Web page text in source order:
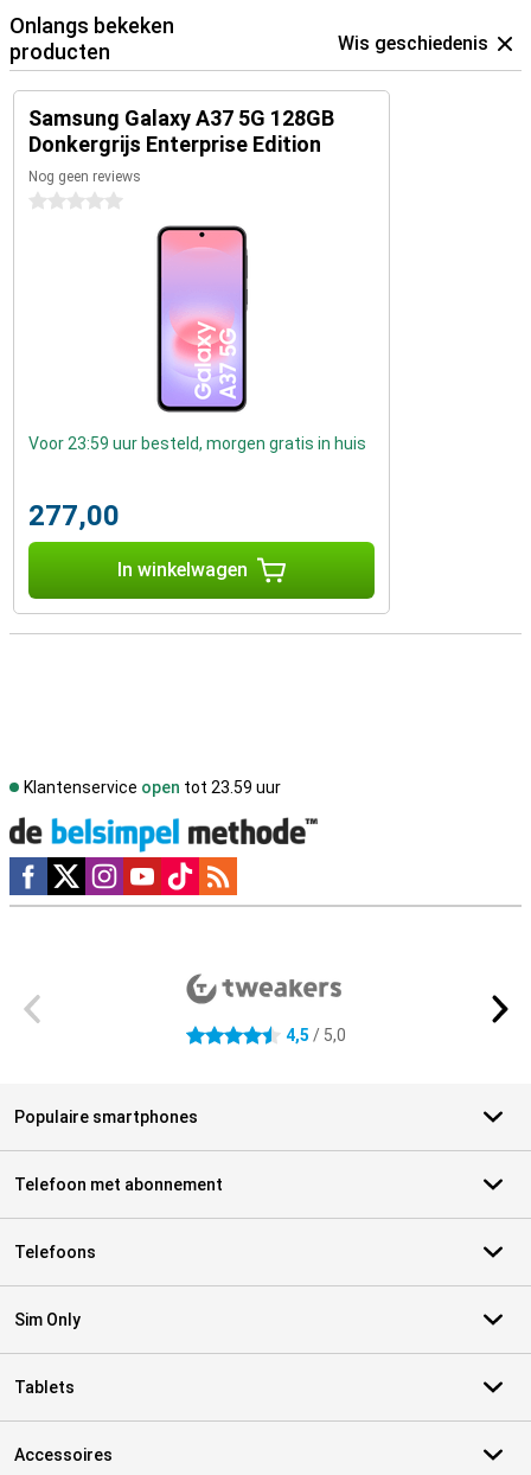
Onlangs bekeken
producten
Wis geschiedenis
Samsung Galaxy A37 5G 128GB
Donkergrijs Enterprise Edition
Nog geen reviews
0 sterren
Voor 23:59 uur besteld, morgen gratis in huis
277,00
In winkelwagen
Klantenservice open tot 23.59 uur
Social media
4.5 sterren 4,5 / 5,0
Populaire smartphones
Telefoon met abonnement
Telefoons
Sim Only
Tablets
Accessoires